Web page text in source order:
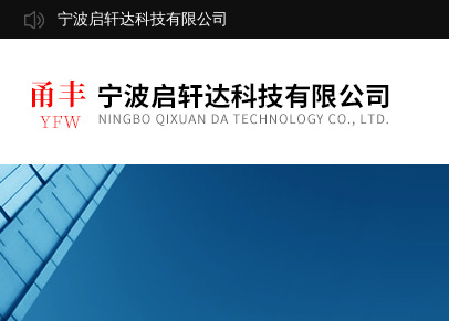
宁波启轩达科技有限公司